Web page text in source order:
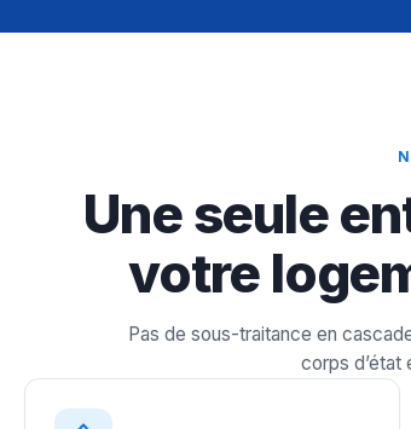
Une seule
votre
Pas de sous-traitance en
corps d’état